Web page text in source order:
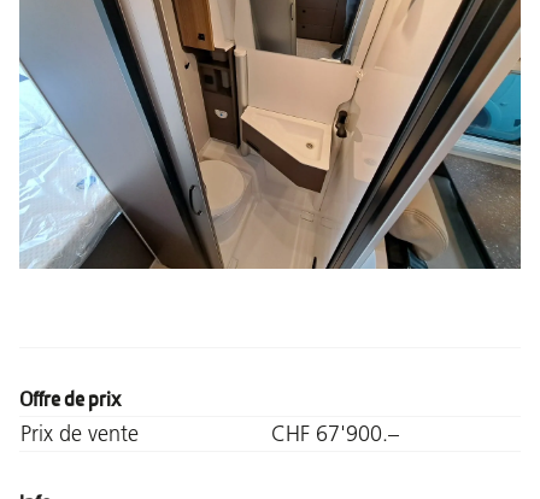
Offre de prix
Prix de vente CHF 67'900.–